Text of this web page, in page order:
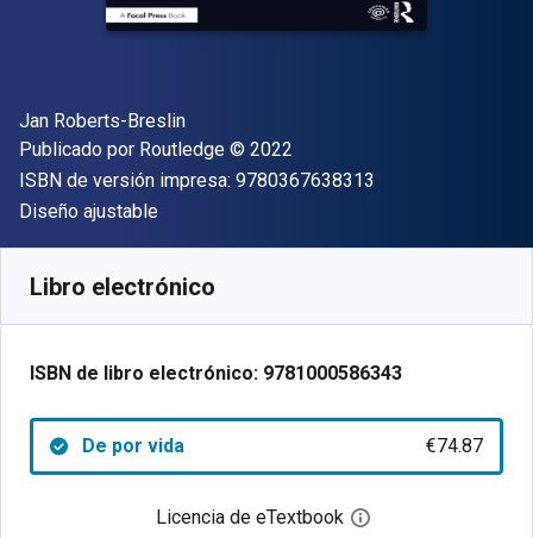
Autor(es)
Jan Roberts-Breslin
Editorial
Publicado por Routledge Copyright
© 2022
ISBN de versión impresa: 9780367638313
Formato
Diseño ajustable
Libro electrónico
ISBN de libro electrónico: 9781000586343
De por vida €74.87
Licencia de eTextbook Abre el cuadro de